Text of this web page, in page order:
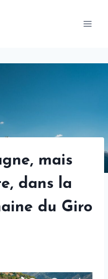
mais
dans la
du Giro